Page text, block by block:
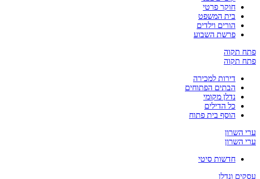
חוקר פרטי
בית המשפט
הורים וילדים
פרשת השבוע
פתח תקוה
פתח תקוה
דירות למכירה
הבתים הפתוחים
נדלן מקומי
כל הדילים
הוסף בית פתוח
ערי השרון
ערי השרון
חדשות סיטי
עסקים ונדלן